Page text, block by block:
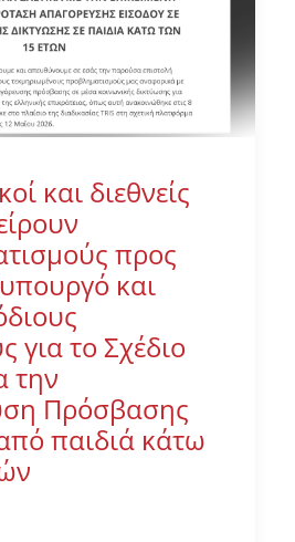
και διεθνείς
προς
και
για το Σχέδιο
την
Πρόσβασης
παιδιά κάτω